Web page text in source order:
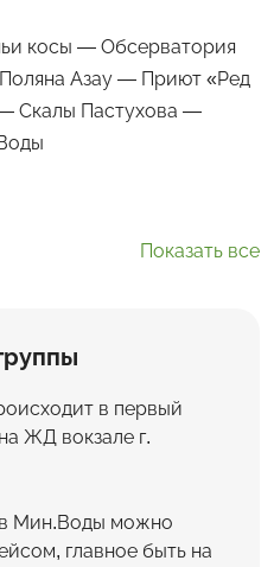
косы — Обсерватория
Азау — Приют «Ред
Скалы Пастухова —
Показать все
в первый
ЖД вокзале г.
в Мин.Воды можно
главное быть на